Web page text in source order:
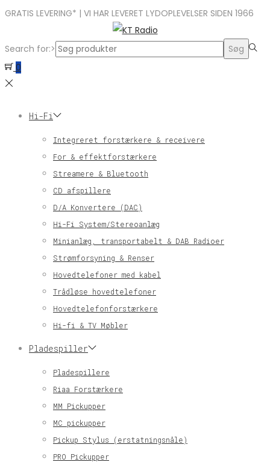
GRATIS LEVERING* | VI HAR LEVERET LYDOPLEVELSER SIDEN 1966
Search for:>
Søg
0
Hi-Fi
Integreret forstærkere & receivere
For & effektforstærkere
Streamere & Bluetooth
CD afspillere
D/A Konvertere (DAC)
Hi-Fi System/Stereoanlæg
Minianlæg, transportabelt & DAB Radioer
Strømforsyning & Renser
Hovedtelefoner med kabel
Trådløse hovedtelefoner
Hovedtelefonforstærkere
Hi-fi & TV Møbler
Pladespiller
Pladespillere
Riaa Forstærkere
MM Pickupper
MC pickupper
Pickup Stylus (erstatningsnåle)
PRO Pickupper